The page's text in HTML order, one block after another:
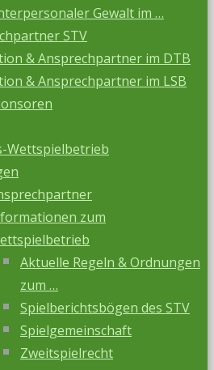
Gewalt im …
STV
& Ansprechpartner im DTB
& Ansprechpartner im LSB
Wettspielbetrieb
zum
Aktuelle Regeln & Ordnungen
zum …
Spielberichtsbögen des STV
Spielgemeinschaft
Zweitspielrecht